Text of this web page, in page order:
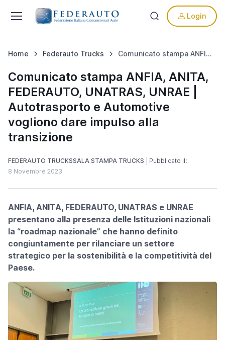
Login
Home Federauto Trucks Comunicato stampa ANFIA, ANITA, FEDERAUTO, UNATRAS, UNRAE | Autotrasporto e Automotive vogliono dare impulso alla transizione
Comunicato stampa ANFIA, ANITA,
FEDERAUTO, UNATRAS, UNRAE |
Autotrasporto e Automotive
vogliono dare impulso alla
transizione
FEDERAUTO TRUCKSSALA STAMPA TRUCKS
Pubblicato il:
8 Novembre 2023
ANFIA, ANITA, FEDERAUTO, UNATRAS e UNRAE
presentano alla presenza delle Istituzioni nazionali
la “roadmap nazionale” che hanno definito
congiuntamente per rilanciare un settore
strategico per la sostenibilità e la competitività del
Paese.